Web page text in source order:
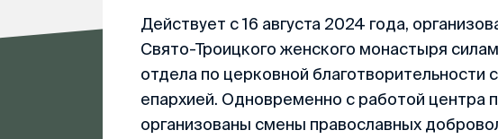
Действует с 16 августа 2024 года,
Свято-Троицкого женского монастыря
отдела по церковной благотворительности
епархией. Одновременно с работой центра
организованы смены православных